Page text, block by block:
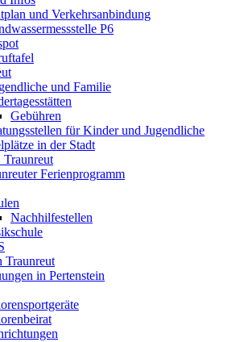
und Verkehrsanbindung
P6
und Familie
Gebühren
für Kinder und Jugendliche
in der Stadt
Traunreut
Ferienprogramm
Nachhilfestellen
Traunreut
in Pertenstein